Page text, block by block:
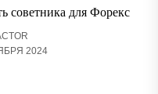
советника для Форекс
2024